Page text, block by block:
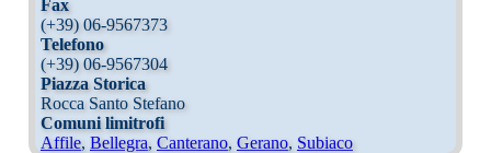
Fax
(+39) 06-9567373
Telefono
(+39) 06-9567304
Piazza Storica
Rocca Santo Stefano
Comuni limitrofi
Affile, Bellegra, Canterano, Gerano, Subiaco